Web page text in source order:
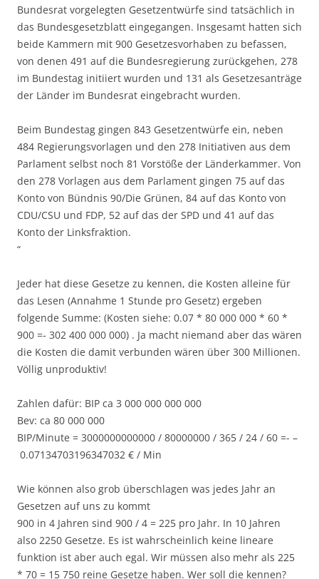
Bundesrat vorgelegten Gesetzentwürfe sind tatsächlich in
das Bundesgesetzblatt eingegangen. Insgesamt hatten sich
beide Kammern mit 900 Gesetzesvorhaben zu befassen,
von denen 491 auf die Bundesregierung zurückgehen, 278
im Bundestag initiiert wurden und 131 als Gesetzesanträge
der Länder im Bundesrat eingebracht wurden.
Beim Bundestag gingen 843 Gesetzentwürfe ein, neben
484 Regierungsvorlagen und den 278 Initiativen aus dem
Parlament selbst noch 81 Vorstöße der Länderkammer. Von
den 278 Vorlagen aus dem Parlament gingen 75 auf das
Konto von Bündnis 90/Die Grünen, 84 auf das Konto von
CDU/CSU und FDP, 52 auf das der SPD und 41 auf das
Konto der Linksfraktion.
“
Jeder hat diese Gesetze zu kennen, die Kosten alleine für
das Lesen (Annahme 1 Stunde pro Gesetz) ergeben
folgende Summe: (Kosten siehe: 0.07 * 80 000 000 * 60 *
900 =- 302 400 000 000) . Ja macht niemand aber das wären
die Kosten die damit verbunden wären über 300 Millionen.
Völlig unproduktiv!
Zahlen dafür: BIP ca 3 000 000 000 000
Bev: ca 80 000 000
BIP/Minute = 3000000000000 / 80000000 / 365 / 24 / 60 =- –
0.07134703196347032 € / Min
Wie können also grob überschlagen was jedes Jahr an
Gesetzen auf uns zu kommt
900 in 4 Jahren sind 900 / 4 = 225 pro Jahr. In 10 Jahren
also 2250 Gesetze. Es ist wahrscheinlich keine lineare
funktion ist aber auch egal. Wir müssen also mehr als 225
* 70 = 15 750 reine Gesetze haben. Wer soll die kennen?